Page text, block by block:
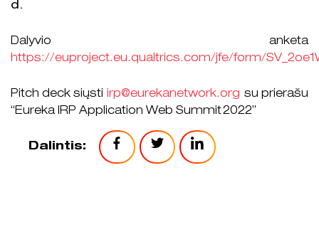
d.
Dalyvio anketa
https://euproject.eu.qualtrics.com/jfe/form/
Pitch deck siųsti irp@eurekanetwork.org su prierašu
“Eureka IRP Application Web Summit 2022”
Dalintis: